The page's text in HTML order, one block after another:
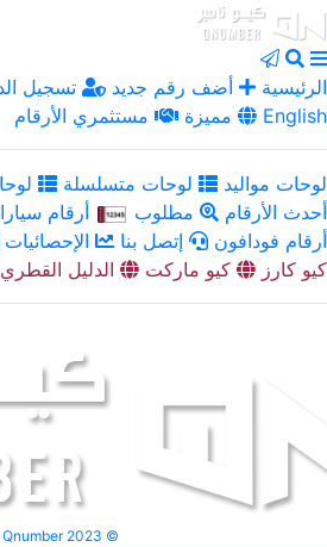
الرئيسية أضف رقم جديد تسجيل
مميزة
مستثمري الأرقام English
لوحات مواليد لوحات متسلسلة
أحدث الأرقام
مطلوب أرقام
أرقام فودافون
إتصل بنا الإحصائيات
كيو كارز
كيو ماركت الدليل القطري
Qnumber 2023 ©